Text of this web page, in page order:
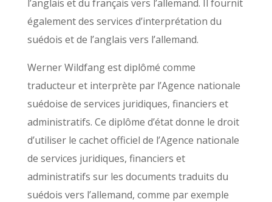
l’anglais et du français vers l’allemand. Il fournit
également des services d’interprétation du
suédois et de l’anglais vers l’allemand.
Werner Wildfang est diplômé comme
traducteur et interprète par l’Agence nationale
suédoise de services juridiques, financiers et
administratifs. Ce diplôme d’état donne le droit
d’utiliser le cachet officiel de l’Agence nationale
de services juridiques, financiers et
administratifs sur les documents traduits du
suédois vers l’allemand, comme par exemple